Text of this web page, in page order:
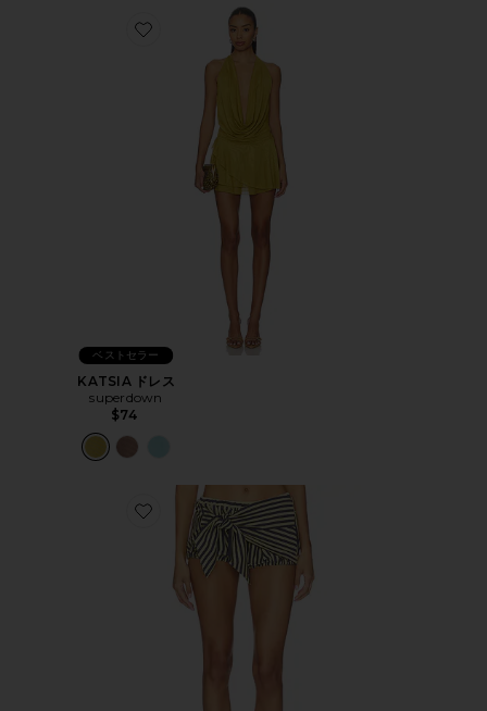
Favorite KATSIA ドレス
ベストセラー
KATSIA ドレス
superdown
$74
Favorite BLOOM BUBBLE スコート